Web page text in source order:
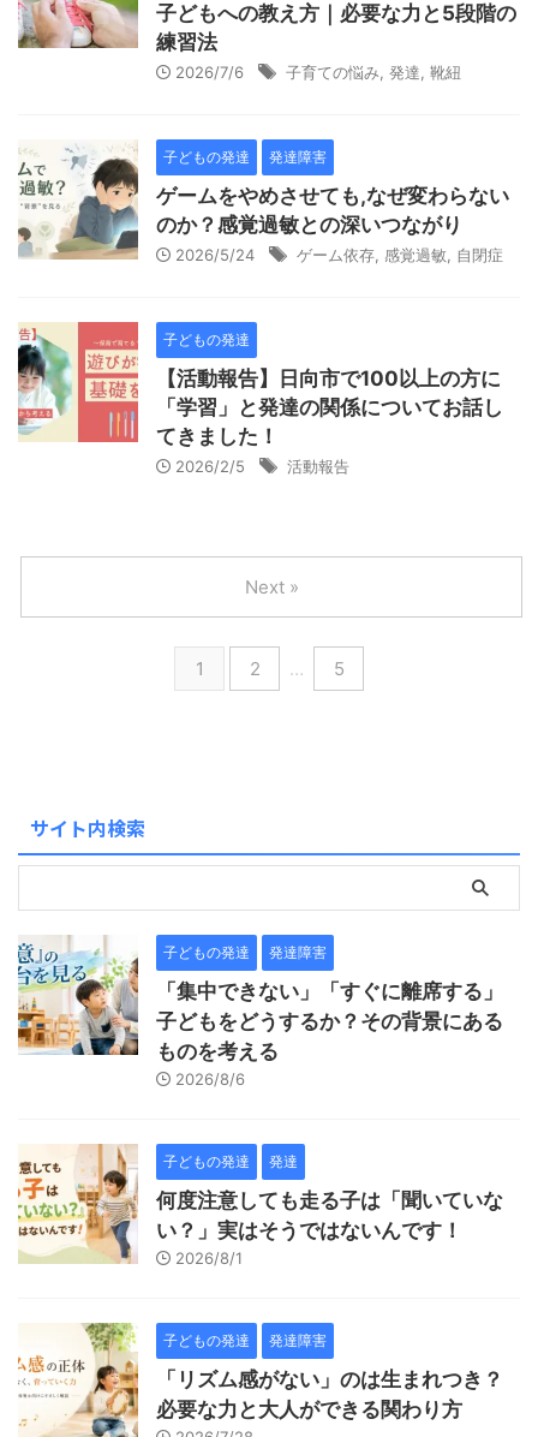
子どもへの教え方｜必要な力と5段階の
練習法
2026/7/6 子育ての悩み 発達 靴紐
子どもの発達 発達障害
ゲームをやめさせても,なぜ変わらない
のか？感覚過敏との深いつながり
2026/5/24 ゲーム依存 感覚過敏 自閉症
子どもの発達
【活動報告】日向市で100以上の方に
「学習」と発達の関係についてお話し
てきました！
2026/2/5 活動報告
1 2 … 5
Next »
サイト内検索
子どもの発達 発達障害
「集中できない」「すぐに離席する」
子どもをどうするか？その背景にある
ものを考える
2026/8/6
子どもの発達 発達
何度注意しても走る子は「聞いていな
い？」実はそうではないんです！
2026/8/1
子どもの発達 発達障害
「リズム感がない」のは生まれつき？
必要な力と大人ができる関わり方